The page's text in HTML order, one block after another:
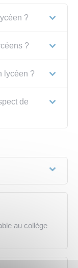
?
?
lycéen ?
de
au collège